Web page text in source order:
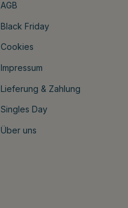
AGB
Black Friday
Cookies
Impressum
Lieferung & Zahlung
Singles Day
Über uns